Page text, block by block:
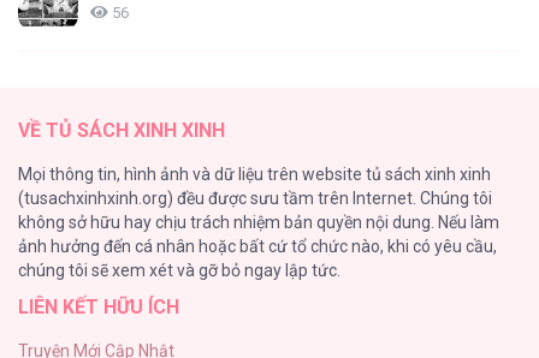
56
54
Một Đêm Nọ Đột Nhiên Yandere Tới!
51
Cách Khiến Phu Quân Đứng Về Phía Tôi
VỀ TỦ SÁCH XINH XINH
Mọi thông tin, hình ảnh và dữ liệu trên website tủ sách xinh xinh
(tusachxinhxinh.org) đều được sưu tầm trên Internet. Chúng tôi
không sở hữu hay chịu trách nhiệm bản quyền nội dung. Nếu làm
ảnh hưởng đến cá nhân hoặc bất cứ tổ chức nào, khi có yêu cầu,
chúng tôi sẽ xem xét và gỡ bỏ ngay lập tức.
LIÊN KẾT HỮU ÍCH
Truyện Mới Cập Nhật